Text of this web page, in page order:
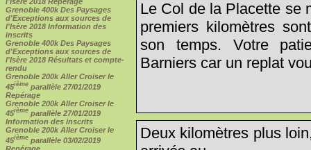
Grenoble 400k Des Paysages
d'Exceptions aux sources de
l'Isère 2018 Information des
inscrits
Grenoble 400k Des Paysages
d'Exceptions aux sources de
l'Isère 2018 Résultats et compte-
rendu
Grenoble 200k Aller Croiser le
45ième parallèle 27/01/2019
Repérage
Grenoble 200k Aller Croiser le
45ième parallèle 27/01/2019
Information des inscrits
Grenoble 200k Aller Croiser le
45ième parallèle 03/02/2019
Le Col de la Placette se
premiers kilomètres
son temps. Votre
Barniers car un replat
Deux kilomètres plus